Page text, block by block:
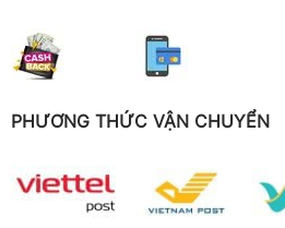
PHƯƠNG THỨC VẬN CHUYỂN